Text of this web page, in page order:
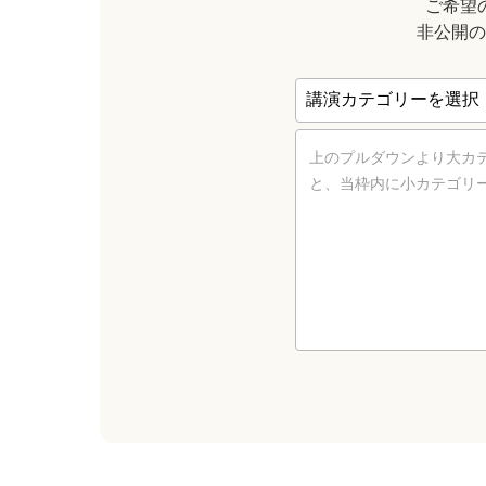
非公開
上のプルダウンより大カ
と、当枠内に小カテゴリ